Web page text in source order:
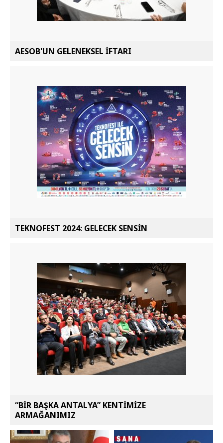
AESOB'UN GELENEKSEL İFTARI
TEKNOFEST 2024: GELECEK SENSİN
“BİR BAŞKA ANTALYA” KENTİMİZE
ARMAĞANIMIZ